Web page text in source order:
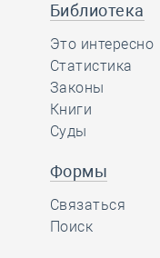
Библиотека
Это интересно
Статистика
Законы
Книги
Суды
Формы
Связаться
Поиск